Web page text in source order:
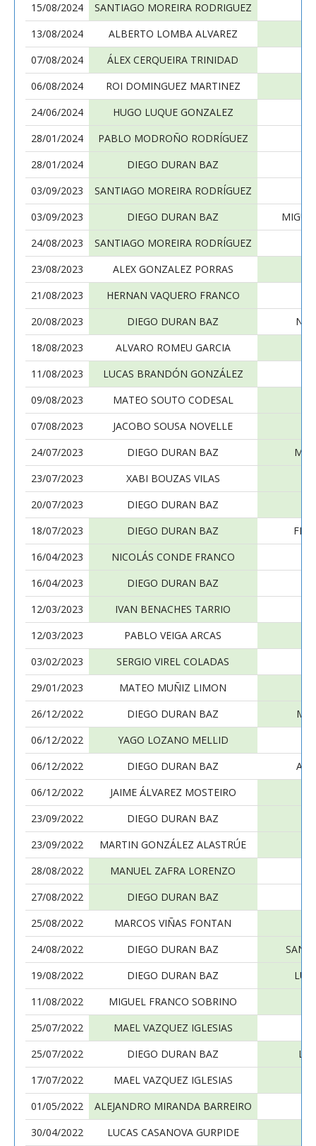
15/08/2024
SANTIAGO MOREIRA RODRIGUEZ
13/08/2024
ALBERTO LOMBA ALVAREZ
07/08/2024
ÁLEX CERQUEIRA TRINIDAD
06/08/2024
ROI DOMINGUEZ MARTINEZ
24/06/2024
HUGO LUQUE GONZALEZ
28/01/2024
PABLO MODROÑO RODRÍGUEZ
28/01/2024
DIEGO DURAN BAZ
03/09/2023
SANTIAGO MOREIRA RODRÍGUEZ
03/09/2023
DIEGO DURAN BAZ
24/08/2023
SANTIAGO MOREIRA RODRÍGUEZ
23/08/2023
ALEX GONZALEZ PORRAS
21/08/2023
HERNAN VAQUERO FRANCO
20/08/2023
DIEGO DURAN BAZ
18/08/2023
ALVARO ROMEU GARCIA
11/08/2023
LUCAS BRANDÓN GONZÁLEZ
09/08/2023
MATEO SOUTO CODESAL
07/08/2023
JACOBO SOUSA NOVELLE
24/07/2023
DIEGO DURAN BAZ
23/07/2023
XABI BOUZAS VILAS
20/07/2023
DIEGO DURAN BAZ
18/07/2023
DIEGO DURAN BAZ
16/04/2023
NICOLÁS CONDE FRANCO
16/04/2023
DIEGO DURAN BAZ
12/03/2023
IVAN BENACHES TARRIO
12/03/2023
PABLO VEIGA ARCAS
03/02/2023
SERGIO VIREL COLADAS
29/01/2023
MATEO MUÑIZ LIMON
26/12/2022
DIEGO DURAN BAZ
06/12/2022
YAGO LOZANO MELLID
06/12/2022
DIEGO DURAN BAZ
06/12/2022
JAIME ÁLVAREZ MOSTEIRO
23/09/2022
DIEGO DURAN BAZ
23/09/2022
MARTIN GONZÁLEZ ALASTRÚE
28/08/2022
MANUEL ZAFRA LORENZO
27/08/2022
DIEGO DURAN BAZ
25/08/2022
MARCOS VIÑAS FONTAN
24/08/2022
DIEGO DURAN BAZ
19/08/2022
DIEGO DURAN BAZ
11/08/2022
MIGUEL FRANCO SOBRINO
25/07/2022
MAEL VAZQUEZ IGLESIAS
25/07/2022
DIEGO DURAN BAZ
17/07/2022
MAEL VAZQUEZ IGLESIAS
01/05/2022
ALEJANDRO MIRANDA BARREIRO
30/04/2022
LUCAS CASANOVA GURPIDE